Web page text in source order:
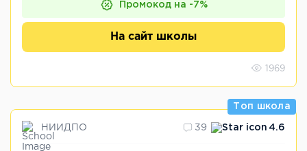
Промокод на -7%
На сайт школы
1969
Топ школа
НИИДПО 39 4.6